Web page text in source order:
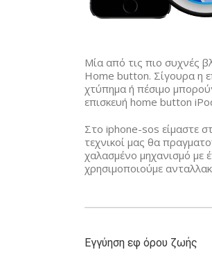
Μία από τις πιο συχνές
Home button. Σίγουρα η
χτύπημα ή πέσιμο
επισκευή home button
Στο iphone-sos είμαστε
τεχνικοί μας θα
χαλασμένο μηχανισμό με
χρησιμοποιούμε
Εγγύηση εφ όρου ζωής